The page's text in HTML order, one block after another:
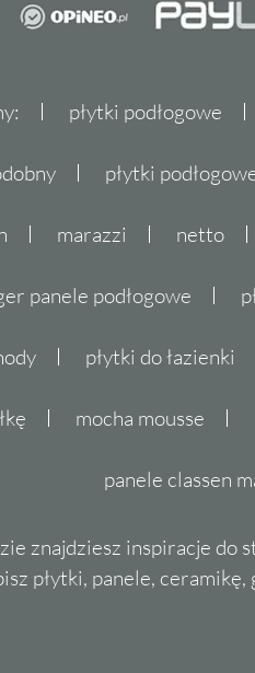
płytki podłogowe
płytki
marazzi netto
panele podłogowe
płytki do łazienki
mocha mousse
panele classen
znajdziesz inspiracje do
płytki, panele,